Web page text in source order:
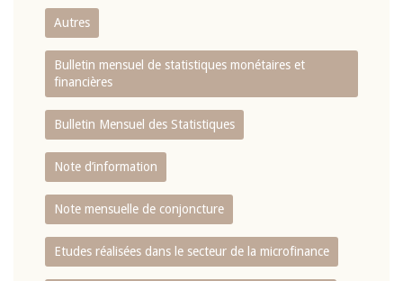
Autres
Bulletin mensuel de statistiques monétaires et
financières
Bulletin Mensuel des Statistiques
Note d’information
Note mensuelle de conjoncture
Etudes réalisées dans le secteur de la microfinance